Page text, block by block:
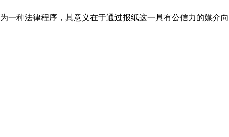
一种法律程序，其意义在于通过报纸这一具有公信力的媒介